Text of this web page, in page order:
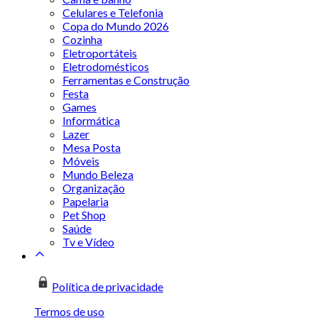
Celulares e Telefonia
Copa do Mundo 2026
Cozinha
Eletroportáteis
Eletrodomésticos
Ferramentas e Construção
Festa
Games
Informática
Lazer
Mesa Posta
Móveis
Mundo Beleza
Organização
Papelaria
Pet Shop
Saúde
Tv e Vídeo
Política de privacidade
Termos de uso